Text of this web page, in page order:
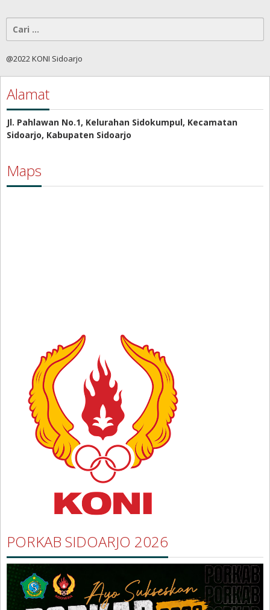
Cari
@2022 KONI Sidoarjo
Alamat
Jl. Pahlawan No.1, Kelurahan Sidokumpul, Kecamatan
Sidoarjo, Kabupaten Sidoarjo
Maps
PORKAB SIDOARJO 2026